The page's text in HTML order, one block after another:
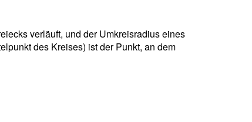
verläuft, und der Umkreisradius eines
des Kreises) ist der Punkt, an dem